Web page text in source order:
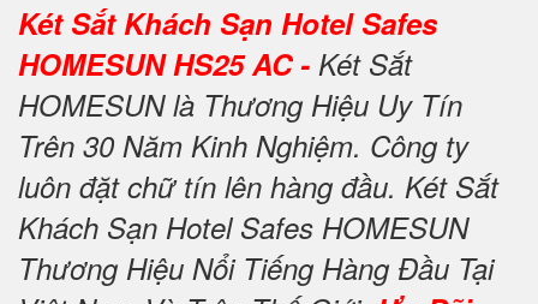
Két Sắt Khách Sạn Hotel Safes
HOMESUN HS25 AC - Két Sắt
HOMESUN là Thương Hiệu Uy Tín
Trên 30 Năm Kinh Nghiệm. Công ty
luôn đặt chữ tín lên hàng đầu. Két Sắt
Khách Sạn Hotel Safes HOMESUN
Thương Hiệu Nổi Tiếng Hàng Đầu Tại